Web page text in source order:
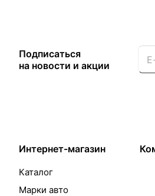
Подписаться
на новости и акции
Интернет-магазин
Каталог
Марки авто